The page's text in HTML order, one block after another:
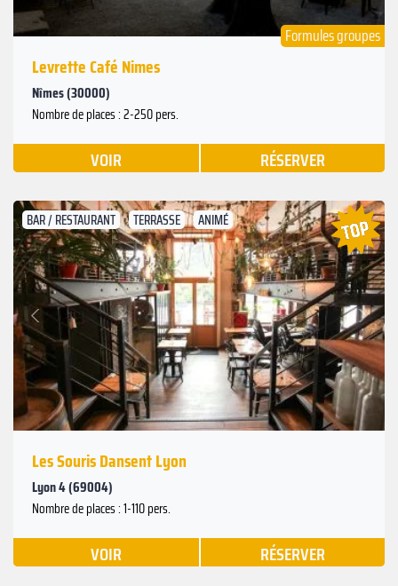
Formules groupes
Levrette Café Nimes
Nîmes (30000)
Nombre de places : 2-250 pers.
VOIR RÉSERVER
BAR / RESTAURANT TERRASSE ANIMÉ
Précédent
Suivant
Les Souris Dansent Lyon
Lyon 4 (69004)
Nombre de places : 1-110 pers.
VOIR RÉSERVER